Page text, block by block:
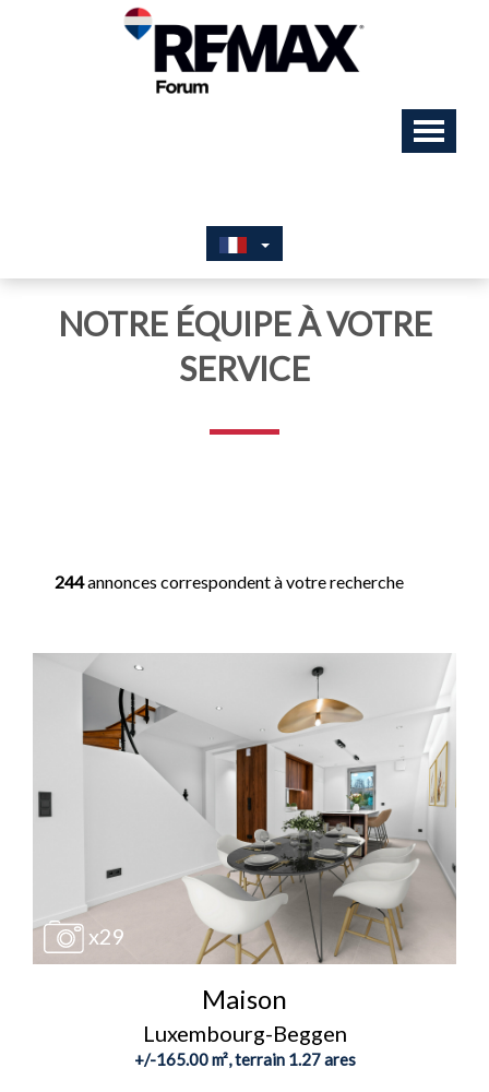
NOTRE ÉQUIPE À VOTRE
SERVICE
244annonces correspondent à votre recherche
x29
Maison
Luxembourg-Beggen
+/-165.00 m², terrain 1.27 ares